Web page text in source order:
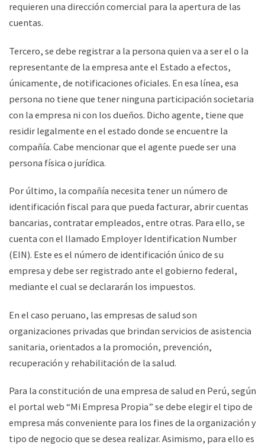
requieren una dirección comercial para la apertura de las
cuentas.
Tercero, se debe registrar a la persona quien va a ser el o la
representante de la empresa ante el Estado a efectos,
únicamente, de notificaciones oficiales. En esa línea, esa
persona no tiene que tener ninguna participación societaria
con la empresa ni con los dueños. Dicho agente, tiene que
residir legalmente en el estado donde se encuentre la
compañía. Cabe mencionar que el agente puede ser una
persona física o jurídica.
Por último, la compañía necesita tener un número de
identificación fiscal para que pueda facturar, abrir cuentas
bancarias, contratar empleados, entre otras. Para ello, se
cuenta con el llamado Employer Identification Number
(EIN). Este es el número de identificación único de su
empresa y debe ser registrado ante el gobierno federal,
mediante el cual se declararán los impuestos.
En el caso peruano, las empresas de salud son
organizaciones privadas que brindan servicios de asistencia
sanitaria, orientados a la promoción, prevención,
recuperación y rehabilitación de la salud.
Para la constitución de una empresa de salud en Perú, según
el portal web “Mi Empresa Propia” se debe elegir el tipo de
empresa más conveniente para los fines de la organización y
tipo de negocio que se desea realizar. Asimismo, para ello es